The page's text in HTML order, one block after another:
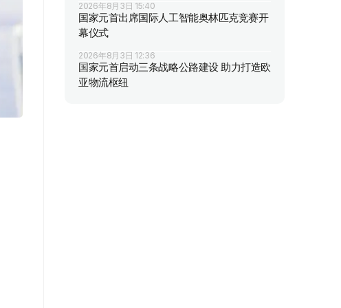
2026年8月3日 15:40
国家元首出席国际人工智能奥林匹克竞赛开
幕仪式
2026年8月3日 12:36
国家元首启动三条战略公路建设 助力打造欧
亚物流枢纽